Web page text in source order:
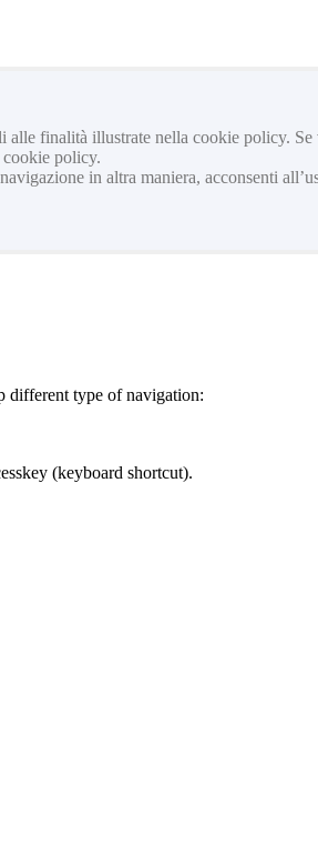
finalità illustrate nella cookie policy.
cookie policy.
in altra maniera, acconsenti
different type of navigation:
(keyboard shortcut).